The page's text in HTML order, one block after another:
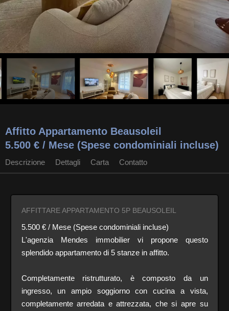
Affitto Appartamento Beausoleil
5.500 € / Mese (Spese condominiali incluse)
Descrizione Dettagli Carta Contatto
AFFITTARE APPARTAMENTO 5P BEAUSOLEIL
5.500 € / Mese (Spese condominiali incluse)
L'agenzia Mendes immobilier vi propone questo
splendido appartamento di 5 stanze in affitto.
Completamente ristrutturato, è composto da un
ingresso, un ampio soggiorno con cucina a vista,
completamente arredata e attrezzata, che si apre su